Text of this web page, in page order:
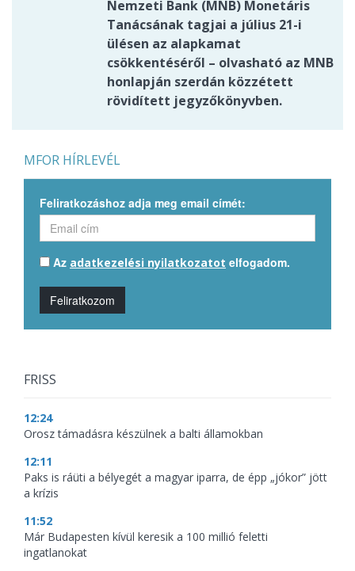
Nemzeti Bank (MNB) Monetáris
Tanácsának tagjai a július 21-i
ülésen az alapkamat
csökkentéséről – olvasható az MNB
honlapján szerdán közzétett
rövidített jegyzőkönyvben.
MFOR HÍRLEVÉL
Feliratkozáshoz adja meg email címét:
Az adatkezelési nyilatkozatot elfogadom.
Feliratkozom
FRISS
12:24
Orosz támadásra készülnek a balti államokban
12:11
Paks is ráüti a bélyegét a magyar iparra, de épp „jókor” jött
a krízis
11:52
Már Budapesten kívül keresik a 100 millió feletti
ingatlanokat